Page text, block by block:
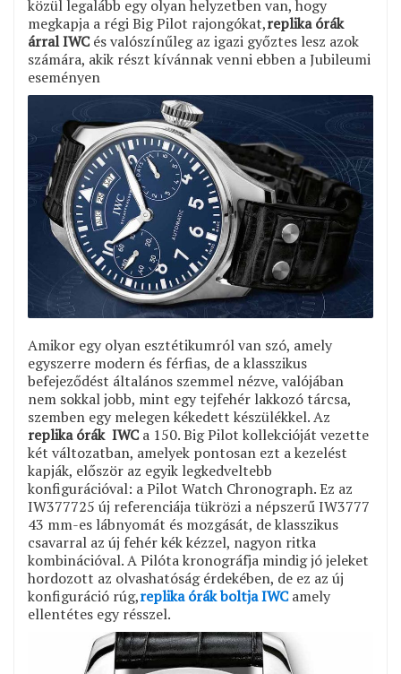
közül legalább egy olyan helyzetben van, hogy
megkapja a régi Big Pilot rajongókat,replika órák
árral IWCés valószínűleg az igazi győztes lesz azok
számára, akik részt kívánnak venni ebben a Jubileumi
eseményen
Amikor egy olyan esztétikumról van szó, amely
egyszerre modern és férfias, de a klasszikus
befejeződést általános szemmel nézve, valójában
nem sokkal jobb, mint egy tejfehér lakkozó tárcsa,
szemben egy melegen kékedett készülékkel. Az
replika órák IWCa 150. Big Pilot kollekcióját vezette
két változatban, amelyek pontosan ezt a kezelést
kapják, először az egyik legkedveltebb
konfigurációval: a Pilot Watch Chronograph. Ez az
IW377725 új referenciája tükrözi a népszerű IW3777
43 mm-es lábnyomát és mozgását, de klasszikus
csavarral az új fehér kék kézzel, nagyon ritka
kombinációval. A Pilóta kronográfja mindig jó jeleket
hordozott az olvashatóság érdekében, de ez az új
konfiguráció rúg,replika órák boltja IWCamely
ellentétes egy résszel.